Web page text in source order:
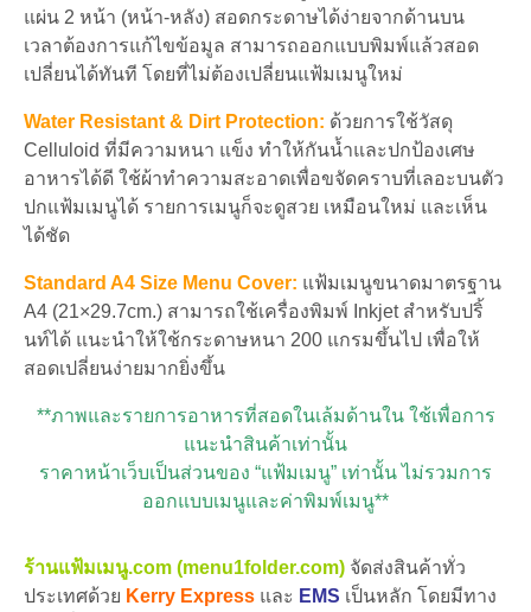
แผ่น 2 หน้า (หน้า-หลัง) สอดกระดาษได้ง่ายจากด้านบน
เวลาต้องการแก้ไขข้อมูล สามารถออกแบบพิมพ์แล้วสอด
เปลี่ยนได้ทันที โดยที่ไม่ต้องเปลี่ยนแฟ้มเมนูใหม่
Water Resistant & Dirt Protection: ด้วยการใช้วัสดุ
Celluloid ที่มีความหนา แข็ง ทำให้กันน้ำและปกป้องเศษ
อาหารได้ดี ใช้ผ้าทำความสะอาดเพื่อขจัดคราบที่เลอะบนตัว
ปกแฟ้มเมนูได้ รายการเมนูก็จะดูสวย เหมือนใหม่ และเห็น
ได้ชัด
Standard A4 Size Menu Cover: แฟ้มเมนูขนาดมาตรฐาน
A4 (21×29.7cm.) สามารถใช้เครื่องพิมพ์ Inkjet สำหรับปริ้
นท์ได้ แนะนำให้ใช้กระดาษหนา 200 แกรมขึ้นไป เพื่อให้
สอดเปลี่ยนง่ายมากยิ่งขึ้น
**ภาพและรายการอาหารที่สอดในเล้มด้านใน ใช้เพื่อการ
แนะนำสินค้าเท่านั้น
ราคาหน้าเว็บเป็นส่วนของ “แฟ้มเมนู” เท่านั้น ไม่รวมการ
ออกแบบเมนูและค่าพิมพ์เมนู**
ร้านแฟ้มเมนู.com (menu1folder.com) จัดส่งสินค้าทั่ว
ประเทศด้วย Kerry Express และ EMS เป็นหลัก โดยมีทาง